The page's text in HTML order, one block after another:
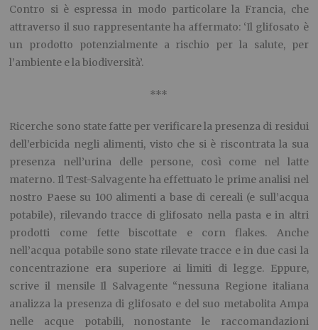
Contro si è espressa in modo particolare la Francia, che
attraverso il suo rappresentante ha affermato: ‘Il glifosato è
un prodotto potenzialmente a rischio per la salute, per
l’ambiente e la biodiversità’.
***
Ricerche sono state fatte per verificare la presenza di residui
dell’erbicida negli alimenti, visto che si è riscontrata la sua
presenza nell’urina delle persone, così come nel latte
materno. Il Test-Salvagente ha effettuato le prime analisi nel
nostro Paese su 100 alimenti a base di cereali (e sull’acqua
potabile), rilevando tracce di glifosato nella pasta e in altri
prodotti come fette biscottate e corn flakes. Anche
nell’acqua potabile sono state rilevate tracce e in due casi la
concentrazione era superiore ai limiti di legge. Eppure,
scrive il mensile Il Salvagente “nessuna Regione italiana
analizza la presenza di glifosato e del suo metabolita Ampa
nelle acque potabili, nonostante le raccomandazioni